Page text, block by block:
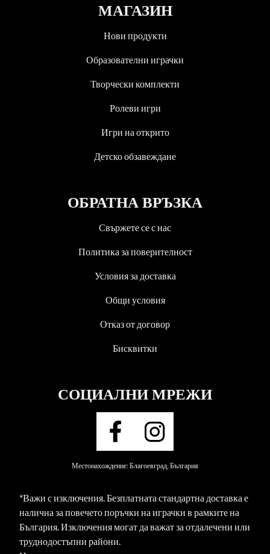
МАГАЗИН
Нови продукти
Образователни играчки
Творчески комплекти
Ролеви игри
Игри на открито
Детско обзавеждане
ОБРАТНА ВРЪЗКА
Свържете се с нас
Политика за поверителност
Условия за доставка
Общи условия
Отказ от договор
Бисквитки
СОЦИАЛНИ МРЕЖИ
Местонахождение: Благоевград, България
*Важи с изключения. Безплатната стандартна доставка е
налична за повечето поръчки на играчки в рамките на
България. Изключения могат да важат за отдалечени или
труднодостъпни райони.